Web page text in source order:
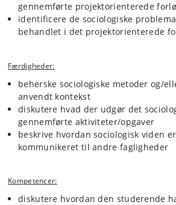
gennemførte projektorienterede
identificere de sociologiske
behandlet i det projektorienterede
Færdigheder:
beherske sociologiske metoder og/
anvendt kontekst
diskutere hvad der udgør det
gennemførte aktiviteter/opgaver
beskrive hvordan sociologisk viden
kommunikeret til andre fagligheder
Kompetencer:
diskutere hvordan den studerende